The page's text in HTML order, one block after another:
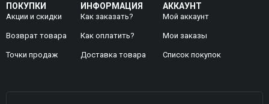
ПОКУПКИ
Акции и скидки
Возврат товара
Точки продаж
ИНФОРМАЦИЯ
Как заказать?
Как оплатить?
Доставка товара
АККАУНТ
Мой аккаунт
Mои заказы
Список покупок